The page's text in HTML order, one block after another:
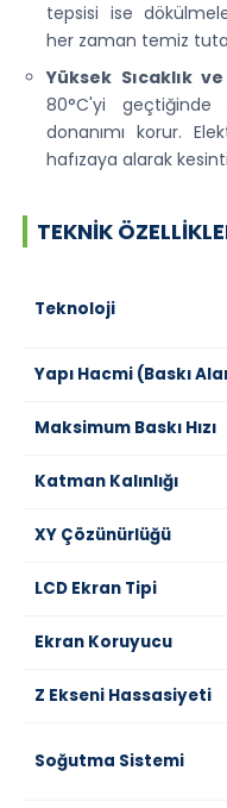
tepsisi ise
her zaman temiz
Yüksek Sıcaklık
80°C'yi geçtiğinde
donanımı korur.
hafızaya alarak
TEKNIK
Teknoloji
Yapı Hacmi (Baskı
Maksimum Baskı Hızı
Katman Kalınlığı
XY Çözünürlüğü
LCD Ekran Tipi
Ekran Koruyucu
Z Ekseni Hassasiyeti
Soğutma Sistemi